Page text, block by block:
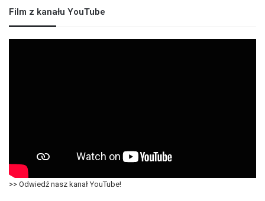
Film z kanału YouTube
>> Odwiedź nasz kanał YouTube!